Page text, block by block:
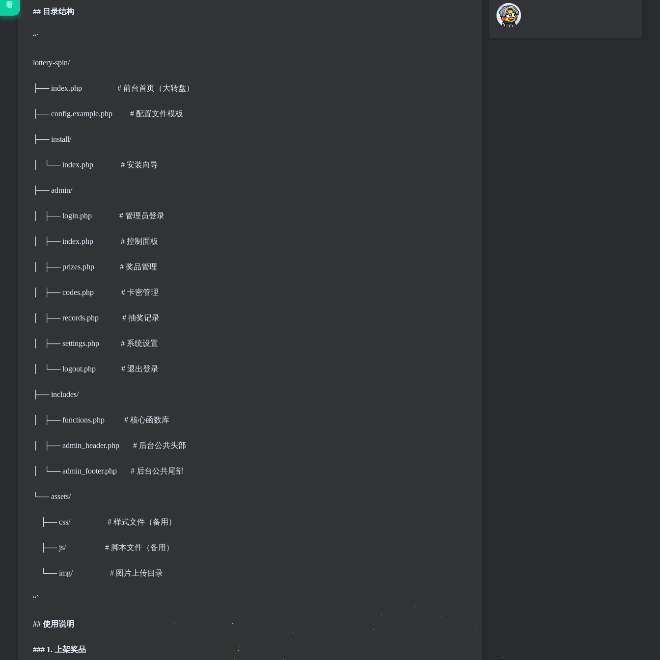
## 目录结构
“`
lottery-spin/
├── index.php # 前台首页（大转盘）
├── config.example.php # 配置文件模板
├── install/
│ └── index.php # 安装向导
├── admin/
│ ├── login.php # 管理员登录
│ ├── index.php # 控制面板
│ ├── prizes.php # 奖品管理
│ ├── codes.php # 卡密管理
│ ├── records.php # 抽奖记录
│ ├── settings.php # 系统设置
│ └── logout.php # 退出登录
├── includes/
│ ├── functions.php # 核心函数库
│ ├── admin_header.php # 后台公共头部
│ └── admin_footer.php # 后台公共尾部
└── assets/
├── css/ # 样式文件（备用）
├── js/ # 脚本文件（备用）
└── img/ # 图片上传目录
“`
## 使用说明
### 1. 上架奖品
看